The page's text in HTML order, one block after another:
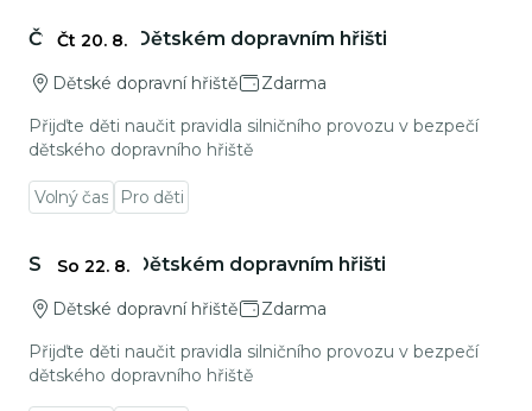
Čtvrtek na Dětském dopravním hřišti
Dětské dopravní hřiště
Zdarma
Přijďte děti naučit pravidla silničního provozu v bezpečí
dětského dopravního hřiště
Volný čas Pro děti
Čt 20. 8.
Sobota na Dětském dopravním hřišti
Dětské dopravní hřiště
Zdarma
Přijďte děti naučit pravidla silničního provozu v bezpečí
dětského dopravního hřiště
So 22. 8.